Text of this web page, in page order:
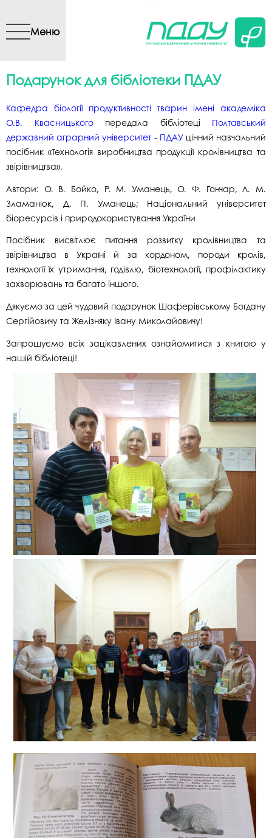
вмісту
Меню
Подарунок для бібліотеки ПДАУ
Кафедра біології продуктивності тварин імені академіка
О.В. Квасницькогопередала бібліотеці Полтавський
державний аграрний університет - ПДАУцінний навчальний
посібник «Технологія виробництва продукції кролівництва та
звірівництва».
Автори: О. В. Бойко, Р. М. Уманець, О. Ф. Гончар, Л. М.
Зламанюк, Д. П. Уманець; Національний університет
біоресурсів і природокористування України
Посібник висвітлює питання розвитку кролівництва та
звірівництва в Україні й за кордоном, породи кролів,
технології їх утримання, годівлю, біотехнології, профілактику
захворювань та багато іншого.
Дякуємо за цей чудовий подарунок Шаферівському Богдану
Сергійовичу та Желізняку Івану Миколайовичу!
Запрошуємо всіх зацікавлених ознайомитися з книгою у
нашій бібліотеці!